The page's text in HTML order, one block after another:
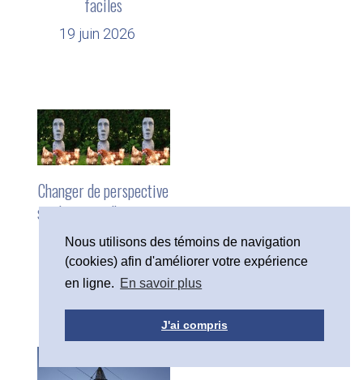
faciles
19 juin 2026
Changer de perspective
sur le temps, l’espace et
l’argent
29 mai 2026
Nous utilisons des témoins de navigation
(cookies) afin d'améliorer votre expérience
en ligne. En savoir plus
J'ai compris